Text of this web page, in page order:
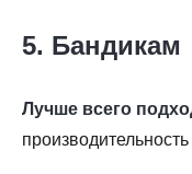
5. Бандикам
Лучше всего